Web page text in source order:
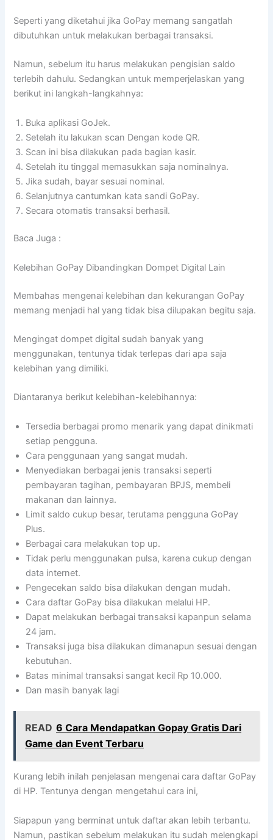
Seperti yang diketahui jika GoPay memang sangatlah
dibutuhkan untuk melakukan berbagai transaksi.
Namun, sebelum itu harus melakukan pengisian saldo
terlebih dahulu. Sedangkan untuk memperjelaskan yang
berikut ini langkah-langkahnya:
Buka aplikasi GoJek.
Setelah itu lakukan scan Dengan kode QR.
Scan ini bisa dilakukan pada bagian kasir.
Setelah itu tinggal memasukkan saja nominalnya.
Jika sudah, bayar sesuai nominal.
Selanjutnya cantumkan kata sandi GoPay.
Secara otomatis transaksi berhasil.
Baca Juga :
Kelebihan GoPay Dibandingkan Dompet Digital Lain
Membahas mengenai kelebihan dan kekurangan GoPay
memang menjadi hal yang tidak bisa dilupakan begitu saja.
Mengingat dompet digital sudah banyak yang
menggunakan, tentunya tidak terlepas dari apa saja
kelebihan yang dimiliki.
Diantaranya berikut kelebihan-kelebihannya:
Tersedia berbagai promo menarik yang dapat dinikmati
setiap pengguna.
Cara penggunaan yang sangat mudah.
Menyediakan berbagai jenis transaksi seperti
pembayaran tagihan, pembayaran BPJS, membeli
makanan dan lainnya.
Limit saldo cukup besar, terutama pengguna GoPay
Plus.
Berbagai cara melakukan top up.
Tidak perlu menggunakan pulsa, karena cukup dengan
data internet.
Pengecekan saldo bisa dilakukan dengan mudah.
Cara daftar GoPay bisa dilakukan melalui HP.
Dapat melakukan berbagai transaksi kapanpun selama
24 jam.
Transaksi juga bisa dilakukan dimanapun sesuai dengan
kebutuhan.
Batas minimal transaksi sangat kecil Rp 10.000.
Dan masih banyak lagi
READ 6 Cara Mendapatkan Gopay Gratis Dari
Game dan Event Terbaru
Kurang lebih inilah penjelasan mengenai cara daftar GoPay
di HP. Tentunya dengan mengetahui cara ini,
Siapapun yang berminat untuk daftar akan lebih terbantu.
Namun, pastikan sebelum melakukan itu sudah melengkapi